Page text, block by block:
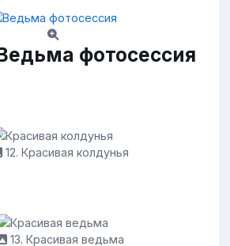
фотосессия
12. Красивая колдунья
13. Красивая ведьма